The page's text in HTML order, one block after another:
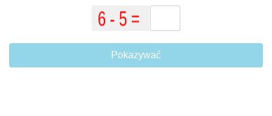
Pokazywać